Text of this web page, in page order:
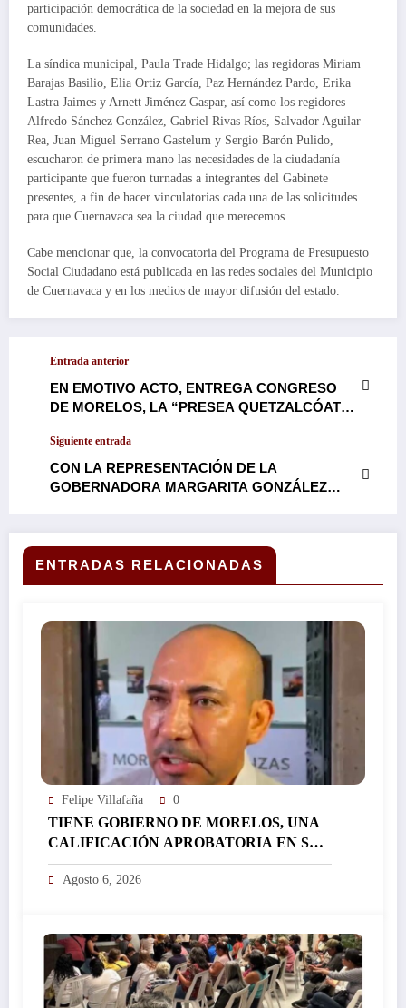
participación democrática de la sociedad en la mejora de sus
comunidades.
La síndica municipal, Paula Trade Hidalgo; las regidoras Miriam
Barajas Basilio, Elia Ortiz García, Paz Hernández Pardo, Erika
Lastra Jaimes y Arnett Jiménez Gaspar, así como los regidores
Alfredo Sánchez González, Gabriel Rivas Ríos, Salvador Aguilar
Rea, Juan Miguel Serrano Gastelum y Sergio Barón Pulido,
escucharon de primera mano las necesidades de la ciudadanía
participante que fueron turnadas a integrantes del Gabinete
presentes, a fin de hacer vinculatorias cada una de las solicitudes
para que Cuernavaca sea la ciudad que merecemos.
Cabe mencionar que, la convocatoria del Programa de Presupuesto
Social Ciudadano está publicada en las redes sociales del Municipio
de Cuernavaca y en los medios de mayor difusión del estado.
Entrada anterior
EN EMOTIVO ACTO, ENTREGA CONGRESO
DE MORELOS, LA “PRESEA QUETZALCÓATL
CASTILLO POR SU LABOR EN PRO DE LOS
PUEBLOS INDÍGENAS…
Siguiente entrada
CON LA REPRESENTACIÓN DE LA
GOBERNADORA MARGARITA GONZÁLEZ
REHABILITACIÓN DEL POZO LAS
MARAVILLAS, EN EL EJIDO DE
CUAUCHICHINOLA Y EL REVESTIMIENTO DEL
EL EJIDO DE MAZATEPEC…
ENTRADAS RELACIONADAS
Felipe Villafaña 0
TIENE GOBIERNO DE MORELOS, UNA
CALIFICACIÓN APROBATORIA EN SUS
FINANZAS, AFIRMA EL RESPONSABLE
DEL ÁREA JORGE SALAZAR…
Agosto 6, 2026